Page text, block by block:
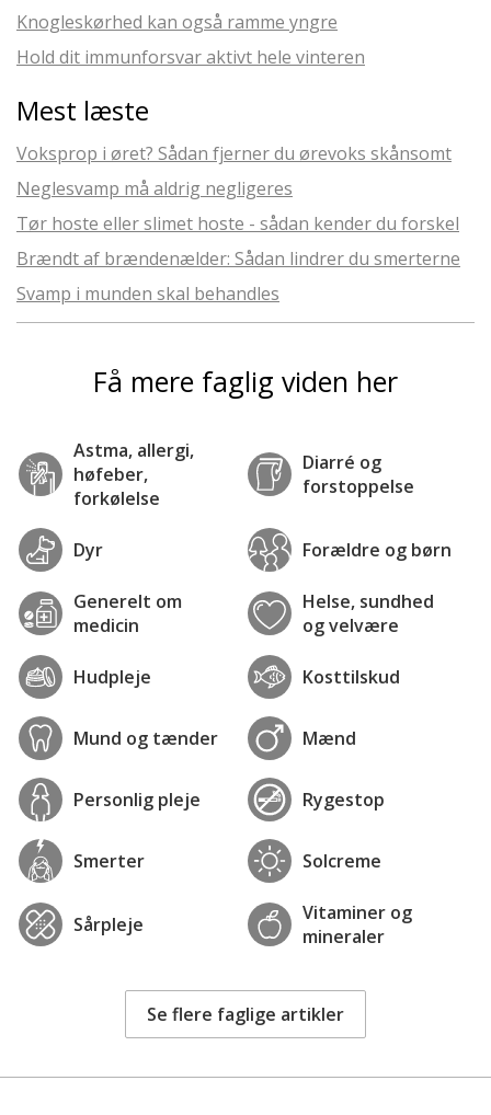
Knogleskørhed kan også ramme yngre
Hold dit immunforsvar aktivt hele vinteren
Mest læste
Voksprop i øret? Sådan fjerner du ørevoks skånsomt
Neglesvamp må aldrig negligeres
Tør hoste eller slimet hoste - sådan kender du forskel
Brændt af brændenælder: Sådan lindrer du smerterne
Svamp i munden skal behandles
Få mere faglig viden her
Astma, allergi,
høfeber,
forkølelse
Diarré og
forstoppelse
Dyr Forældre og børn
Generelt om
medicin
Helse, sundhed
og velvære
Hudpleje Kosttilskud
Mund og tænder Mænd
Personlig pleje Rygestop
Smerter Solcreme
Sårpleje
Vitaminer og
mineraler
Se flere faglige artikler